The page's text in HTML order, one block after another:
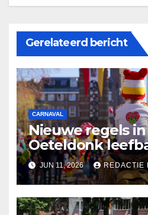
Gerelateerd bericht
CARNAVAL
Nieuwe regels
Oeteldonk
te houden
JUN 11, 2026 REDACTIE